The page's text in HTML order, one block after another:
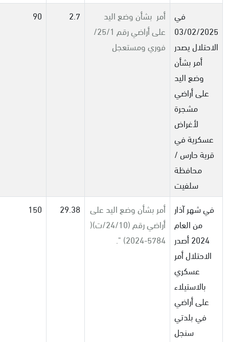
في
03/02/2025
الاحتلال يصدر
أمر بشأن
وضع اليد
على أراضي
مشجرة
لأغراض
عسكرية في
قرية حارس /
محافظة
سلفيت
أمر بشأن وضع اليد
على أراضي رقم 25/1/
فوري ومستعجل
2.7
90
في شهر آذار
من العام
2024 أصدر
الاحتلال أمر
عسكري
بالاستيلاء
على أراضي
في بلدتي
سنجل
أمر بشأن وضع اليد على
أراضي رقم (24/10/ت)(
5784-2024) ".
29.38
150